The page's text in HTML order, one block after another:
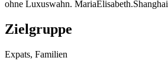
ohne Luxuswahn. MariaElisabeth.Shanghai
Zielgruppe
Expats, Familien